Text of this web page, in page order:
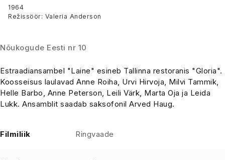
1964
Režissöör: Valeria Anderson
Nõukogude Eesti nr 10
Estraadiansambel "Laine" esineb Tallinna restoranis "Gloria".
Koosseisus laulavad Anne Roiha, Urvi Hirvoja, Milvi Tammik,
Helle Barbo, Anne Peterson, Leili Värk, Marta Oja ja Leida
Lukk. Ansamblit saadab saksofonil Arved Haug.
Filmiliik Ringvaade